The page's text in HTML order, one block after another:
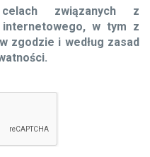
związanych z
w tym z
zgodzie i według zasad